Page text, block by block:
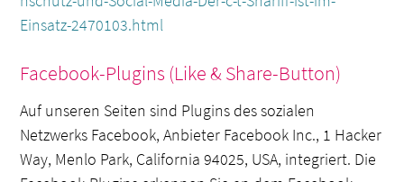
Einsatz-2470103.html
Facebook-Plugins (Like & Share-Button)
Auf unseren Seiten sind Plugins des sozialen
Netzwerks Facebook, Anbieter Facebook Inc., 1 Hacker
Way, Menlo Park, California 94025, USA, integriert. Die